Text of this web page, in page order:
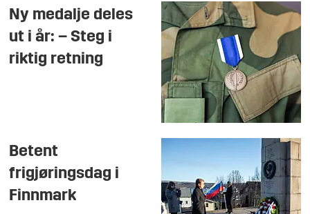
Ny medalje deles
ut i år: – Steg i
riktig retning
Betent
frigjøringsdag i
Finnmark